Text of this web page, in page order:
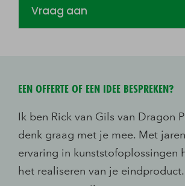
Vraag aan
EEN OFFERTE OF EEN IDEE BESPREKEN?
Ik ben Rick van Gils van Dragon
denk graag met je mee. Met
ervaring in kunststofoplossingen
het realiseren van je